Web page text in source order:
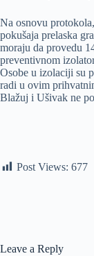
Na osnovu
pokušaja prelaska
moraju da provedu
preventivnom
Osobe u izolaciji su
radi u ovim
Blažuj i Ušivak ne
Post Views: 677
Leave a Reply